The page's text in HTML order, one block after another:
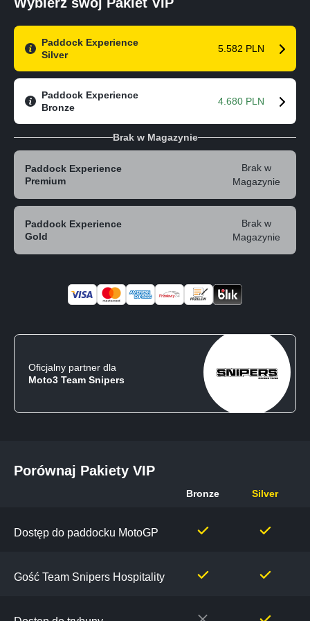
Paddock Experience
Silver
5.582 PLN
Paddock Experience
Bronze
4.680 PLN
Brak w Magazynie
Paddock Experience
Premium
Brak w
Magazynie
Paddock Experience
Gold
Brak w
Magazynie
Oficjalny partner dla
Moto3 Team Snipers
Porównaj Pakiety VIP
Pakiety
Bronze Silver
Dostęp do paddocku MotoGP
Gość Team Snipers Hospitality